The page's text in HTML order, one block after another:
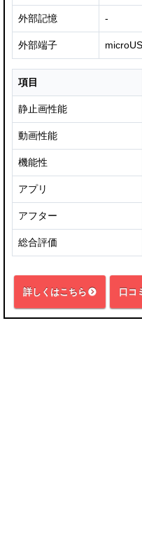
外部記憶 -
外部端子
項目
静止画性能
動画性能
機能性
アプリ
アフター
総合評価
詳しくはこちら 口コ